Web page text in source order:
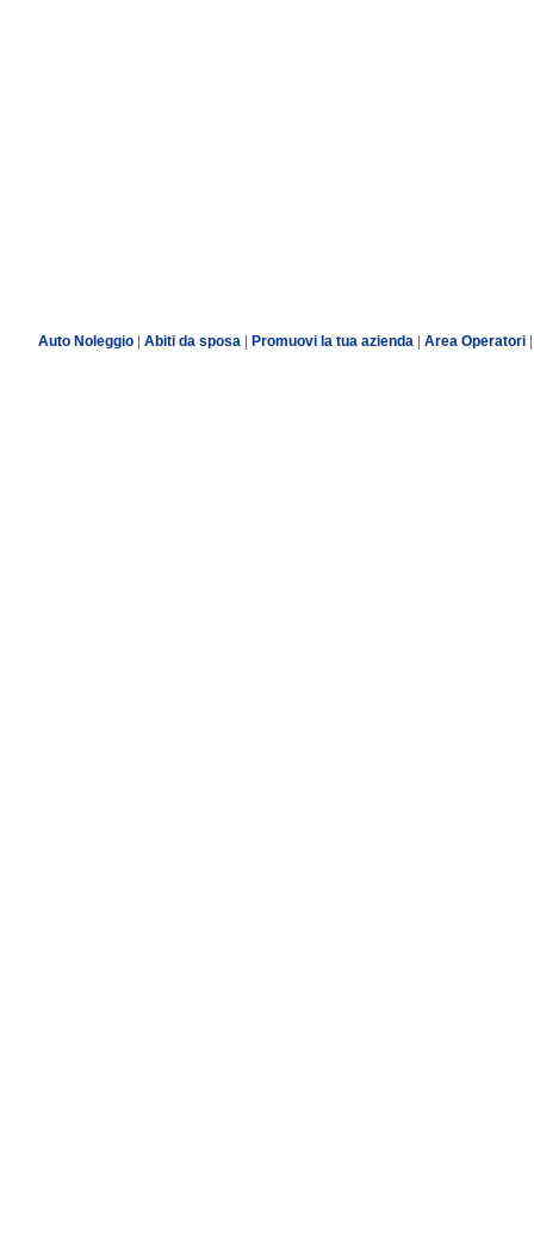
Auto Noleggio| Abiti da sposa| Promuovi la tua azienda Area Operatori